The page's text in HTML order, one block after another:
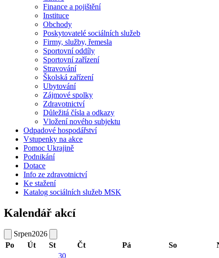
Finance a pojištění
Instituce
Obchody
Poskytovatelé sociálních služeb
Firmy, služby, řemesla
Sportovní oddíly
Sportovní zařízení
Stravování
Školská zařízení
Ubytování
Zájmové spolky
Zdravotnictví
Důležitá čísla a odkazy
Vložení nového subjektu
Odpadové hospodářství
Vstupenky na akce
Pomoc Ukrajině
Podnikání
Dotace
Info ze zdravotnictví
Ke stažení
Katalog sociálních služeb MSK
Kalendář akcí
Srpen2026
Po
Út St Čt Pá So
30